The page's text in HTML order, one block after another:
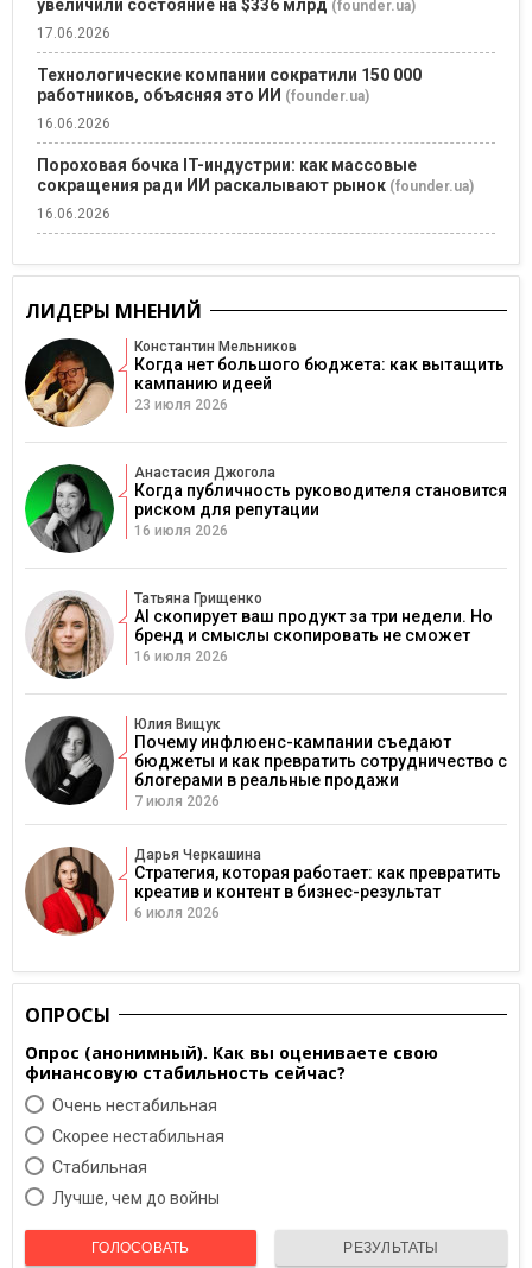
увеличили состояние на $336 млрд (founder.ua)
17.06.2026
Технологические компании сократили 150 000
работников, объясняя это ИИ (founder.ua)
16.06.2026
Пороховая бочка IT-индустрии: как массовые
сокращения ради ИИ раскалывают рынок (founder.ua)
16.06.2026
ЛИДЕРЫ МНЕНИЙ
Константин Мельников
Когда нет большого бюджета: как вытащить
кампанию идеей
23 июля 2026
Анастасия Джогола
Когда публичность руководителя становится
риском для репутации
16 июля 2026
Татьяна Грищенко
AI скопирует ваш продукт за три недели. Но
бренд и смыслы скопировать не сможет
16 июля 2026
Юлия Вищук
Почему инфлюенс-кампании съедают
бюджеты и как превратить сотрудничество с
блогерами в реальные продажи
7 июля 2026
Дарья Черкашина
Стратегия, которая работает: как превратить
креатив и контент в бизнес-результат
6 июля 2026
ОПРОСЫ
Опрос (анонимный). Как вы оцениваете свою
финансовую стабильность сейчас?
Очень нестабильная
Скорее нестабильная
Cтабильная
Лучше, чем до войны
ГОЛОСОВАТЬ РЕЗУЛЬТАТЫ